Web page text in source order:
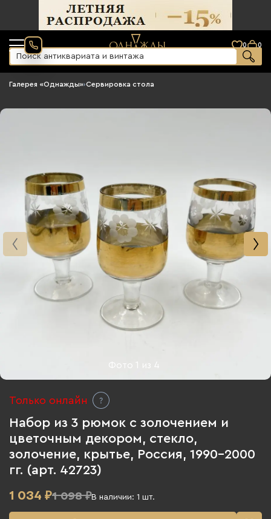
0 0
Галерея «Однажды»›Сервировка стола
Фото из 4
Только онлайн
Набор из 3 рюмок с золочением и
цветочным декором, стекло,
золочение, крытье, Россия, 1990-2000
гг. (арт. 42723)
1 034 ₽1 098 ₽В наличии: 1 шт.